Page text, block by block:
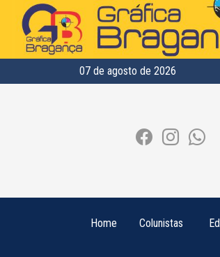
07 de agosto de 2026
Home Colunistas